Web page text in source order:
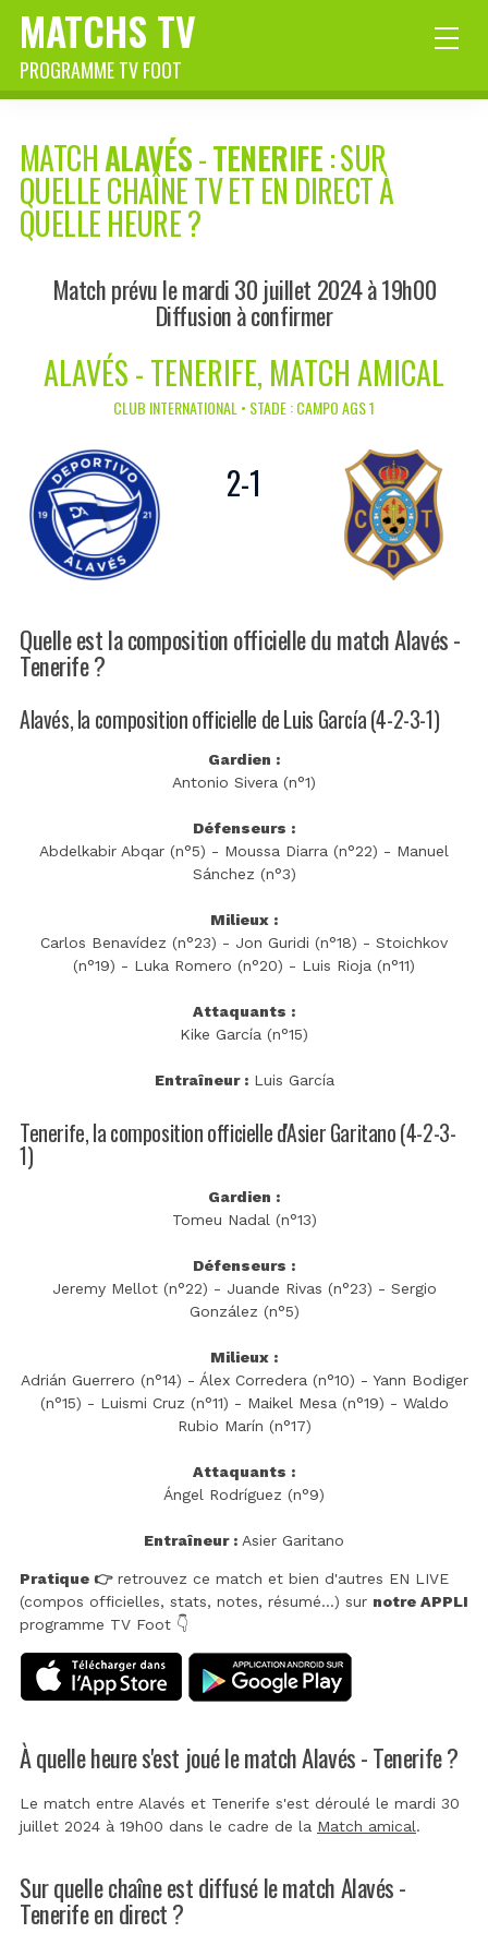
MATCHS TV
PROGRAMME TV FOOT
MATCHALAVÉS-TENERIFE: SUR
QUELLE CHAÎNE TV ET EN DIRECT À
QUELLE HEURE ?
Match prévu le mardi 30 juillet 2024 à 19h00
Diffusion à confirmer
ALAVÉS - TENERIFE, MATCH AMICAL
CLUB INTERNATIONAL • STADE : CAMPO AGS 1
2-1
Quelle est la composition officielle du match Alavés -
Tenerife ?
Alavés, la composition officielle de Luis García (4-2-3-1)
Gardien :
Antonio Sivera (n°1)
Défenseurs :
Abdelkabir Abqar (n°5) - Moussa Diarra (n°22) - Manuel
Sánchez (n°3)
Milieux :
Carlos Benavídez (n°23) - Jon Guridi (n°18) - Stoichkov
(n°19) - Luka Romero (n°20) - Luis Rioja (n°11)
Attaquants :
Kike García (n°15)
Entraîneur :Luis García
Tenerife, la composition officielle d'Asier Garitano (4-2-3-
1)
Gardien :
Tomeu Nadal (n°13)
Défenseurs :
Jeremy Mellot (n°22) - Juande Rivas (n°23) - Sergio
González (n°5)
Milieux :
Adrián Guerrero (n°14) - Álex Corredera (n°10) - Yann Bodiger
(n°15) - Luismi Cruz (n°11) - Maikel Mesa (n°19) - Waldo
Rubio Marín (n°17)
Attaquants :
Ángel Rodríguez (n°9)
Entraîneur : Asier Garitano
Pratique 👉retrouvez ce match et bien d'autres EN LIVE
(compos officielles, stats, notes, résumé...) sur notre APPLI
programme TV Foot 👇
À quelle heure s'est joué le match Alavés - Tenerife ?
Le match entre Alavés et Tenerife s'est déroulé le mardi 30
juillet 2024 à 19h00 dans le cadre de la Match amical.
Sur quelle chaîne est diffusé le match Alavés -
Tenerife en direct ?